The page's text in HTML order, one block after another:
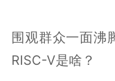
围观群众一面沸
RISC-V是啥？